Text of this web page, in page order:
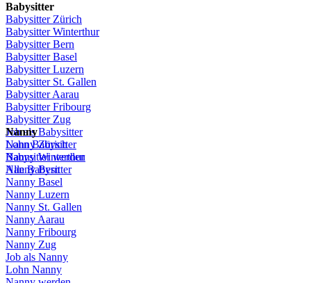
Babysitter
Babysitter Zürich
Babysitter Winterthur
Babysitter Bern
Babysitter Basel
BabysitterLuzern
Babysitter St. Gallen
BabysitterAarau
BabysitterFribourg
Babysitter Zug
JobalsBabysitter
LohnBabysitter
Babysitterwerden
Alle Babysitter
Nanny
NannyZürich
Nanny Winterthur
Nanny Bern
Nanny Basel
Nanny Luzern
Nanny St. Gallen
Nanny Aarau
Nanny Fribourg
Nanny Zug
Job als Nanny
Lohn Nanny